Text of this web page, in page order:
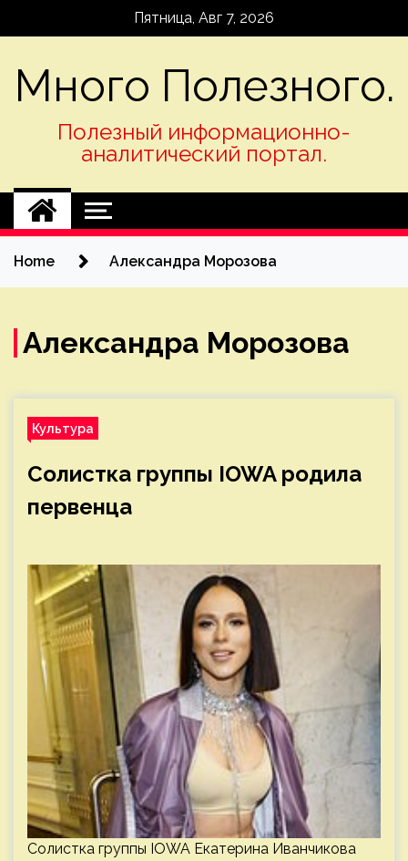
Пятница, Авг 7, 2026
Много Полезного.
Полезный информационно-
аналитический портал.
Home Александра Морозова
Александра Морозова
Культура
Солистка группы IOWA родила
первенца
Солистка группы IOWA Екатерина Иванчикова